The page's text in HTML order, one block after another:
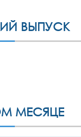
ВЫПУСК
МЕСЯЦЕ